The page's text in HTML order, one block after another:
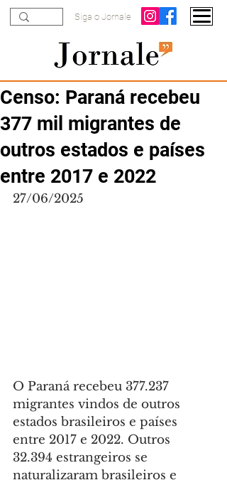
Siga o Jornale
Censo: Paraná recebeu
377 mil migrantes de
outros estados e países
entre 2017 e 2022
27/06/2025
O Paraná recebeu 377.237
migrantes vindos de outros
estados brasileiros e países
entre 2017 e 2022. Outros
32.394 estrangeiros se
naturalizaram brasileiros e